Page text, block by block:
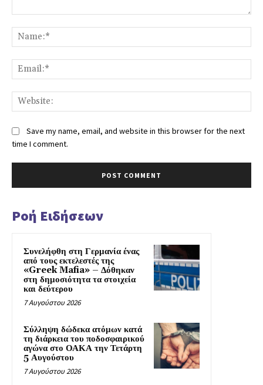
Save my name, email, and website in this browser for the next
time I comment.
Ροή Ειδήσεων
Συνελήφθη στη Γερμανία ένας
από τους εκτελεστές της
«Greek Mafia» – Δόθηκαν
στη δημοσιότητα τα στοιχεία
και δεύτερου
7 Αυγούστου 2026
Σύλληψη δώδεκα ατόμων κατά
τη διάρκεια του ποδοσφαιρικού
αγώνα στο ΟΑΚΑ την Τετάρτη
5 Αυγούστου
7 Αυγούστου 2026